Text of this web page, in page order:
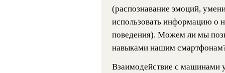
(распознавание эмоций,
использовать информацию о
поведения). Можем ли мы
навыками нашим
Взаимодействие с машинами